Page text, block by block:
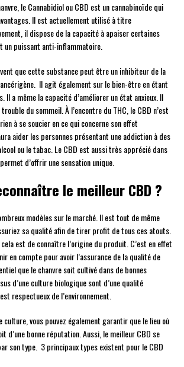
le Cannabidiol ou CBD est un cannabinoïde qui
Il est actuellement utilisé à titre
il dispose de la capacité à apaiser certaines
un puissant anti-inflammatoire.
que cette substance peut être un inhibiteur de la
Il agit également sur le bien-être en étant
Il a même la capacité d’améliorer un état anxieux. Il
du sommeil. À l’encontre du THC, le CBD n’est
à se soucier en ce qui concerne son effet
aider les personnes présentant une addiction à des
ou le tabac. Le CBD est aussi très apprécié dans
d’offrir une sensation unique.
le meilleur CBD ?
modèles sur le marché. Il est tout de même
sa qualité afin de tirer profit de tous ces atouts.
est de connaître l’origine du produit. C’est en effet
en compte pour avoir l’assurance de la qualité de
que le chanvre soit cultivé dans de bonnes
d’une culture biologique sont d’une qualité
respectueux de l’environnement.
culture, vous pouvez également garantir que le lieu où
d’une bonne réputation. Aussi, le meilleur CBD se
son type. 3 principaux types existent pour le CBD